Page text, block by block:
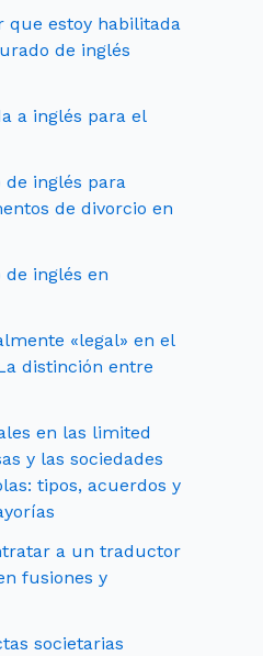
que estoy habilitada
de inglés
a inglés para el
inglés para
de divorcio en
inglés en
«legal» en el
distinción entre
en las limited
y las sociedades
tipos, acuerdos y
a un traductor
fusiones y
societarias